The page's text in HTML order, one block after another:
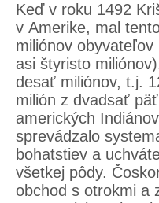
Keď v roku 1492
v Amerike, mal
miliónov
asi štyristo
desať miliónov, t.j.
milión z dvadsať
amerických
sprevádzalo
bohatstiev a
všetkej pôdy.
obchod s otrokmi a